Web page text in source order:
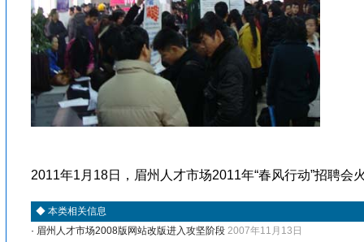
2011年1月18日，眉州人才市场2011年“春风行动”招聘会
◆ 本类相关信息
· 眉州人才市场2008版网站改版进入攻坚阶段 2007年11月13日